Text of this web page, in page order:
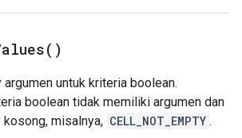
)
untuk kriteria boolean.
boolean tidak memiliki argumen dan
kosong, misalnya, CELL_NOT_EMPTY .